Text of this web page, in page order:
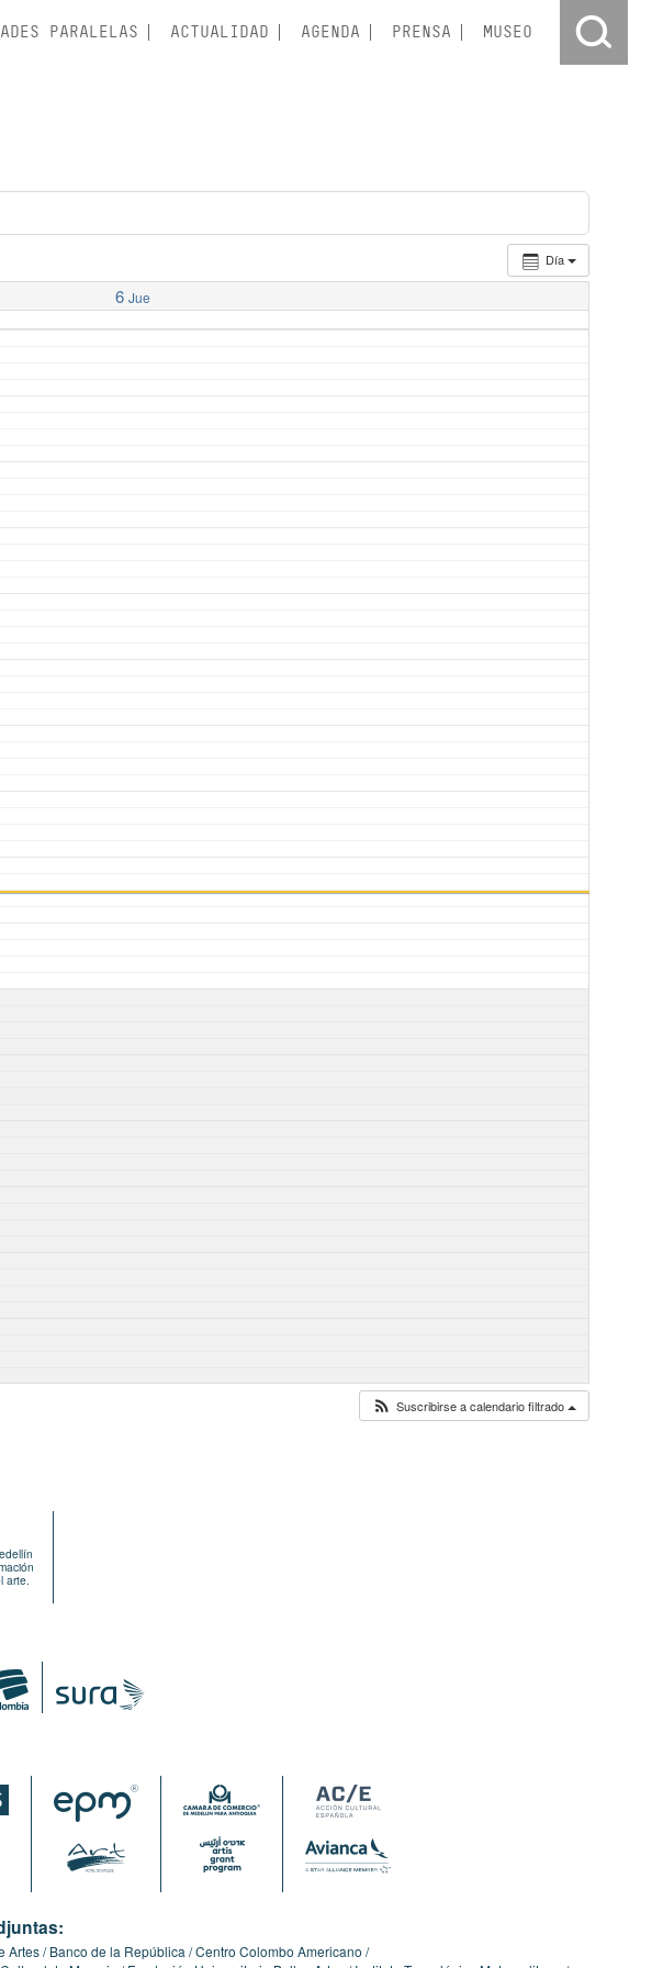
PARALELAS ACTUALIDAD AGENDA PRENSA MUSEO
Día
6 Jue
Suscribirse a calendario filtrado
arte.
Artes Banco de la República Centro Colombo Americano